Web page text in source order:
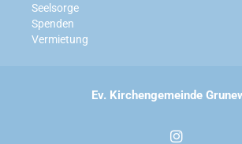
Seelsorge
Spenden
Vermietung
Ev. Kirchengemeinde